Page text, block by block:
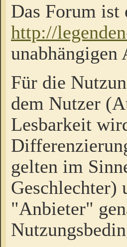
Das Forum ist
http://
Für die
dem Nutzer
Lesbarkeit
gelten im
Geschlechter)
"Anbieter"